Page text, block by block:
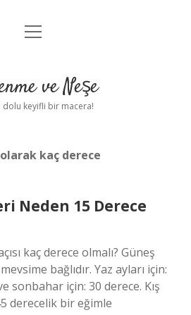
Anasayfa
Yasal Uyarı
menüyü
ve Neşe
dolu keyifli bir macera!
kaç derece
Neden 15 Derece
kaç derece olmalı? Güneş
bağlıdır. Yaz ayları için:
sonbahar için: 30 derece. Kış
derecelik bir eğimle